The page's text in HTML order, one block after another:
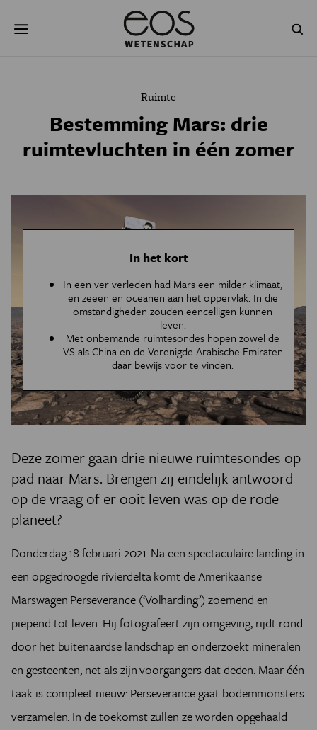
naar
NATUURWETENSCHAPPEN GESCHIEDENIS
Ruimte
Bestemming Mars: drie
ruimtevluchten in één zomer
In het kort
In een ver verleden had Mars een milder klimaat,
en zeeën en oceanen aan het oppervlak. In die
omstandigheden zouden eencelligen kunnen
leven.
Met onbemande ruimtesondes hopen zowel de
VS als China en de Verenigde Arabische Emiraten
daar bewijs voor te vinden.
Deze zomer gaan drie nieuwe ruimtesondes op
pad naar Mars. Brengen zij eindelijk antwoord
op de vraag of er ooit leven was op de rode
planeet?
Donderdag 18 februari 2021. Na een spectaculaire landing in
een opgedroogde rivierdelta komt de Amerikaanse
Marswagen Perseverance (‘Volharding’) zoemend en
piepend tot leven. Hij fotografeert zijn omgeving, rijdt rond
door het buitenaardse landschap en onderzoekt mineralen
en gesteenten, net als zijn voorgangers dat deden. Maar één
taak is compleet nieuw: Perseverance gaat bodemmonsters
verzamelen. In de toekomst zullen ze worden opgehaald